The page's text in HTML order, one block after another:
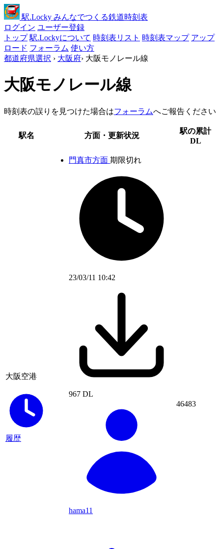
駅.Locky みんなでつくる鉄道時刻表
ログイン ユーザー登録
トップ 駅.Lockyについて 時刻表リスト 時刻表マップ アップ
ロード フォーラム 使い方
都道府県選択 › 大阪府› 大阪モノレール線
大阪モノレール線
時刻表の誤りを見つけた場合はフォーラムへご報告ください
駅名 方面・更新状況
駅の累計
DL
大阪空港
履歴
門真市方面 期限切れ
23/03/11 10:42
967 DL
hama11
46483